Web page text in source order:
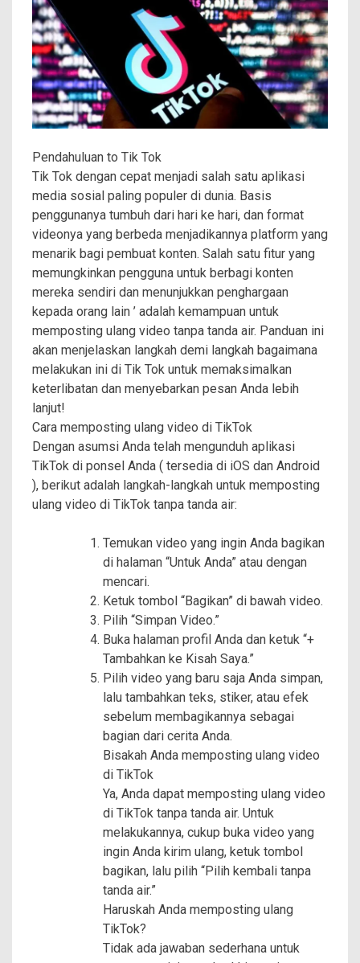
Pendahuluan to Tik Tok
Tik Tok dengan cepat menjadi salah satu aplikasi
media sosial paling populer di dunia. Basis
penggunanya tumbuh dari hari ke hari, dan format
videonya yang berbeda menjadikannya platform yang
menarik bagi pembuat konten. Salah satu fitur yang
memungkinkan pengguna untuk berbagi konten
mereka sendiri dan menunjukkan penghargaan
kepada orang lain ’ adalah kemampuan untuk
memposting ulang video tanpa tanda air. Panduan ini
akan menjelaskan langkah demi langkah bagaimana
melakukan ini di Tik Tok untuk memaksimalkan
keterlibatan dan menyebarkan pesan Anda lebih
lanjut!
Cara memposting ulang video di TikTok
Dengan asumsi Anda telah mengunduh aplikasi
TikTok di ponsel Anda ( tersedia di iOS dan Android
), berikut adalah langkah-langkah untuk memposting
ulang video di TikTok tanpa tanda air:
Temukan video yang ingin Anda bagikan
di halaman “Untuk Anda” atau dengan
mencari.
Ketuk tombol “Bagikan” di bawah video.
Pilih “Simpan Video.”
Buka halaman profil Anda dan ketuk “+
Tambahkan ke Kisah Saya.”
Pilih video yang baru saja Anda simpan,
lalu tambahkan teks, stiker, atau efek
sebelum membagikannya sebagai
bagian dari cerita Anda.
Bisakah Anda memposting ulang video
di TikTok
Ya, Anda dapat memposting ulang video
di TikTok tanpa tanda air. Untuk
melakukannya, cukup buka video yang
ingin Anda kirim ulang, ketuk tombol
bagikan, lalu pilih “Pilih kembali tanpa
tanda air.”
Haruskah Anda memposting ulang
TikTok?
Tidak ada jawaban sederhana untuk